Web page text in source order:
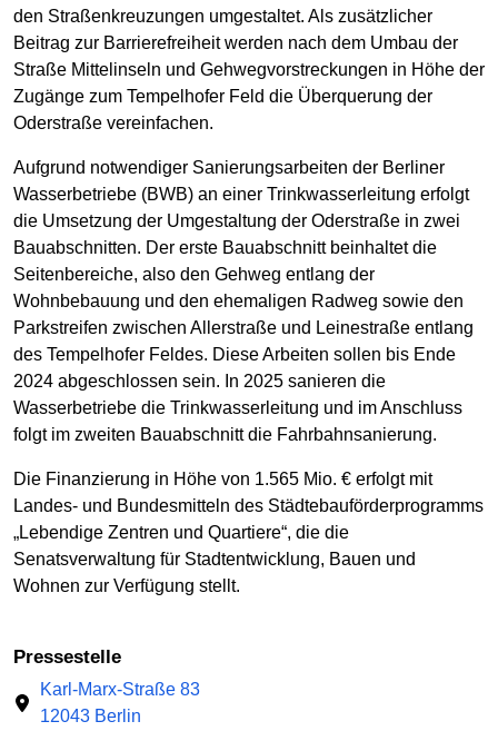
den Straßenkreuzungen umgestaltet. Als zusätzlicher
Beitrag zur Barrierefreiheit werden nach dem Umbau der
Straße Mittelinseln und Gehwegvorstreckungen in Höhe der
Zugänge zum Tempelhofer Feld die Überquerung der
Oderstraße vereinfachen.
Aufgrund notwendiger Sanierungsarbeiten der Berliner
Wasserbetriebe (BWB) an einer Trinkwasserleitung erfolgt
die Umsetzung der Umgestaltung der Oderstraße in zwei
Bauabschnitten. Der erste Bauabschnitt beinhaltet die
Seitenbereiche, also den Gehweg entlang der
Wohnbebauung und den ehemaligen Radweg sowie den
Parkstreifen zwischen Allerstraße und Leinestraße entlang
des Tempelhofer Feldes. Diese Arbeiten sollen bis Ende
2024 abgeschlossen sein. In 2025 sanieren die
Wasserbetriebe die Trinkwasserleitung und im Anschluss
folgt im zweiten Bauabschnitt die Fahrbahnsanierung.
Die Finanzierung in Höhe von 1.565 Mio. € erfolgt mit
Landes- und Bundesmitteln des Städtebauförderprogramms
„Lebendige Zentren und Quartiere“, die die
Senatsverwaltung für Stadtentwicklung, Bauen und
Wohnen zur Verfügung stellt.
Pressestelle
Karl-Marx-Straße 83
12043 Berlin